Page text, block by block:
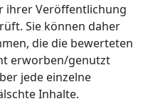
ihrer Veröffentlichung
Sie können daher
die die bewerteten
erworben/genutzt
jede einzelne
Inhalte.